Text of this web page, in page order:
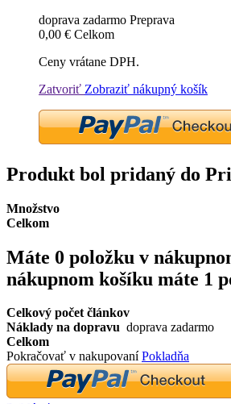
doprava zadarmo Preprava
0,00 € Celkom
Ceny vrátane DPH.
Zatvoriť Zobraziť nákupný košík
Produkt bol pridaný do
Množstvo
Celkom
Máte 0 položku v
nákupnom košíku máte 1
Celkový počet článkov
Náklady na dopravu doprava zadarmo
Celkom
Pokračovať v nakupovaníPokladňa